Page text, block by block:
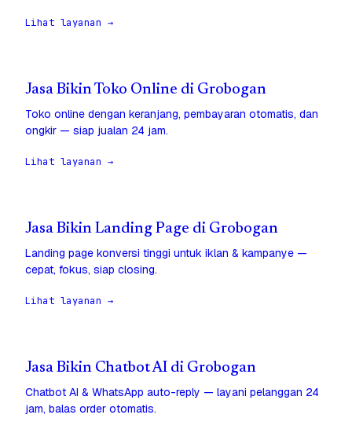
Lihat layanan →
Jasa Bikin Toko Online di Grobogan
Toko online dengan keranjang, pembayaran otomatis, dan
ongkir — siap jualan 24 jam.
Lihat layanan →
Jasa Bikin Landing Page di Grobogan
Landing page konversi tinggi untuk iklan & kampanye —
cepat, fokus, siap closing.
Lihat layanan →
Jasa Bikin Chatbot AI di Grobogan
Chatbot AI & WhatsApp auto-reply — layani pelanggan 24
jam, balas order otomatis.